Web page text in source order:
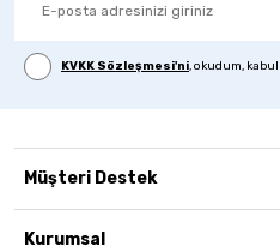
KVKK Sözleşmesi'ni, okudum,
Müşteri Destek
Kurumsal